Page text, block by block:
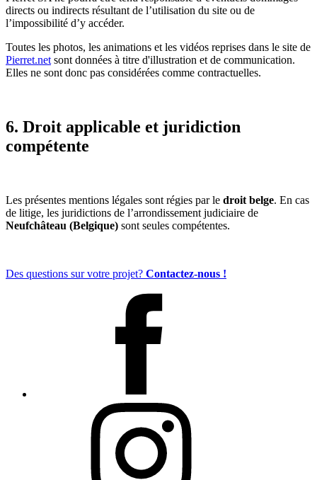
directs ou indirects résultant de l’utilisation du site ou de
l’impossibilité d’y accéder.
Toutes les photos, les animations et les vidéos reprises dans le site de
Pierret.net sont données à titre d'illustration et de communication.
Elles ne sont donc pas considérées comme contractuelles.
6. Droit applicable et juridiction
compétente
Les présentes mentions légales sont régies par le droit belge. En cas
de litige, les juridictions de l’arrondissement judiciaire de
Neufchâteau (Belgique) sont seules compétentes.
Des questions sur votre projet? Contactez-nous !